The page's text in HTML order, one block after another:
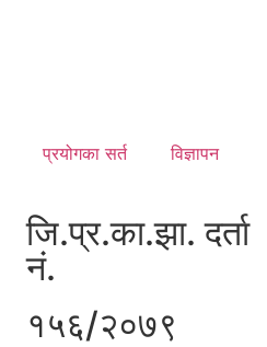
प्रयोगका सर्त विज्ञापन
जि.प्र.का.झा. दर्ता
नं.
१५६/२०७९